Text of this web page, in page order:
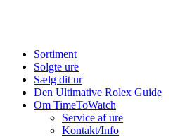
Sortiment
Solgte ure
Sælg dit ur
Den Ultimative Rolex Guide
Om TimeToWatch
Service af ure
Kontakt/Info